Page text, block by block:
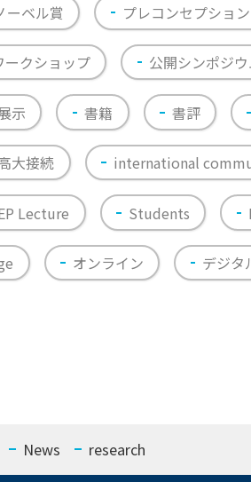
ーベル賞 プレコンセプショ
ークショップ 公開シンポジ
示 書籍 書評
大接続 international
Lecture Students
オンライン デジタ
News research